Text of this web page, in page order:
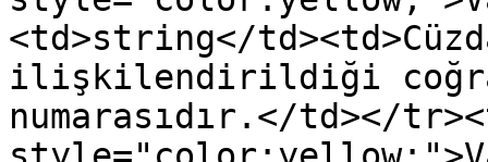
<td>string</
ilişkilendirildiği
numarasıdır.</td></